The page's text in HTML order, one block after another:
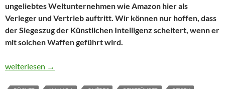
ungeliebtes Weltunternehmen wie Amazon hier als
Verleger und Vertrieb auftritt. Wir können nur hoffen, dass
der Siegeszug der Künstlichen Intelligenz scheitert, wenn er
mit solchen Waffen geführt wird.
Ein Reiseführer für die Tonne
weiterlesen →